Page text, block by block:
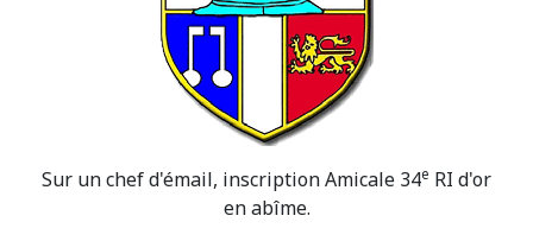
Sur un chef d'émail, inscription Amicale 34e RI d'or
en abîme.